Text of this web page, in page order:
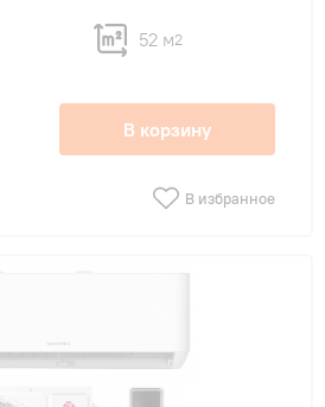
52 м2
В корзину
В избранное